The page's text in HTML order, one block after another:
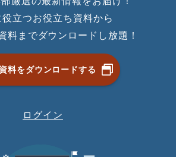
立つお役立ち資料から
料までダウンロードし放題！
料をダウンロードする
ログイン